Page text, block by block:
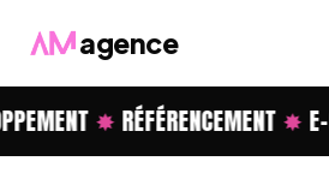
agence
✸RÉFÉRENCEMENT✸E-